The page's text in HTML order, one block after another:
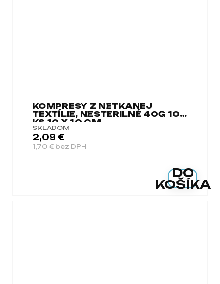
KOMPRESY Z NETKANEJ
TEXTÍLIE, NESTERILNÉ 40G 100
KS 10 X 10 CM
SKLADOM
1,70 € bez DPH
2,09 €
DO
KOŠÍKA